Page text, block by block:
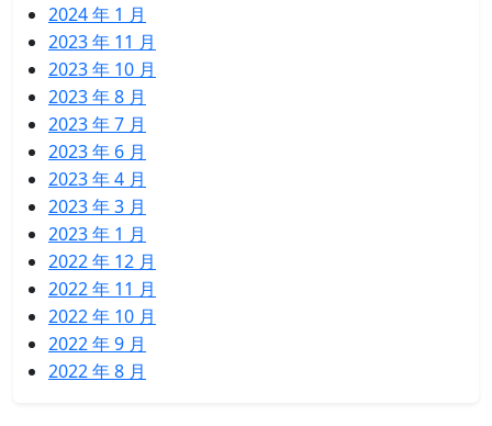
2024 年 1 月
2023 年 11 月
2023 年 10 月
2023 年 8 月
2023 年 7 月
2023 年 6 月
2023 年 4 月
2023 年 3 月
2023 年 1 月
2022 年 12 月
2022 年 11 月
2022 年 10 月
2022 年 9 月
2022 年 8 月